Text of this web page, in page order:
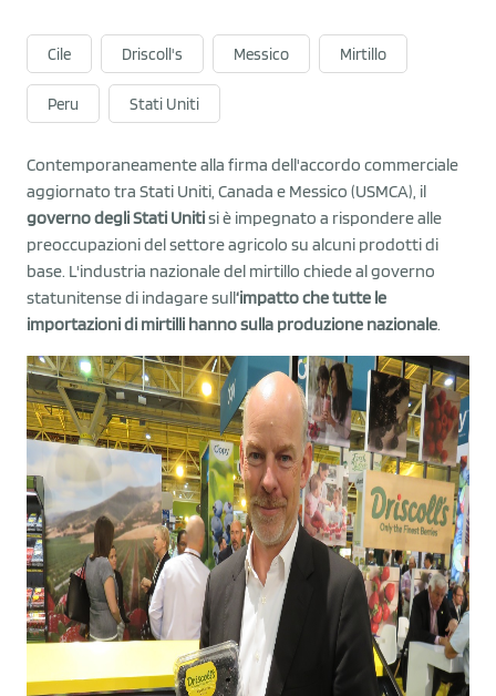
Cile Driscoll's Messico Mirtillo
Peru Stati Uniti
Contemporaneamente alla firma dell'accordo commerciale
aggiornato tra Stati Uniti, Canada e Messico (USMCA), il
governo degli Stati Unitisi è impegnato a rispondere alle
preoccupazioni del settore agricolo su alcuni prodotti di
base. L'industria nazionale del mirtillo chiede al governo
statunitense di indagare sull‘impatto che tutte le
importazioni di mirtilli hanno sulla produzione nazionale.